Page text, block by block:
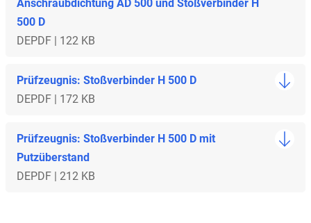
Anschraubdichtung AD 500 und Stoßverbinder H
500 D
DEPDF | 122 KB
Prüfzeugnis: Stoßverbinder H 500 D
DEPDF | 172 KB
Prüfzeugnis: Stoßverbinder H 500 D mit
Putzüberstand
DEPDF | 212 KB